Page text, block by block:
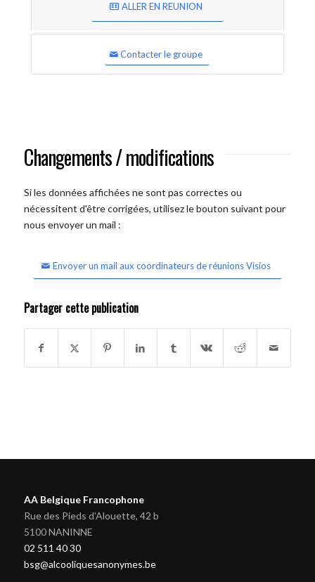
ALLER EN REUNION
Contacter le groupe
Changements / modifications
Si les données affichées ne sont pas correctes ou
nécessitent d'être corrigées, utilisez le bouton suivant pour
nous envoyer un mail :
Envoyer un mail aux coordinateurs de réunions Visios
Partager cette publication
AA Belgique Francophone
Rue des Pieds d'Alouette, 42 b
5100 NANINNE
02 511 40 30
bsg@alcooliquesanonymes.be